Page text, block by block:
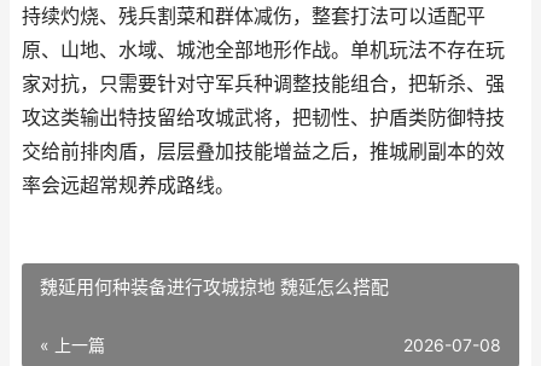
持续灼烧、残兵割菜和群体减伤，整套打法可以适配平
原、山地、水域、城池全部地形作战。单机玩法不存在玩
家对抗，只需要针对守军兵种调整技能组合，把斩杀、强
攻这类输出特技留给攻城武将，把韧性、护盾类防御特技
交给前排肉盾，层层叠加技能增益之后，推城刷副本的效
率会远超常规养成路线。
魏延用何种装备进行攻城掠地 魏延怎么搭配
« 上一篇 2026-07-08